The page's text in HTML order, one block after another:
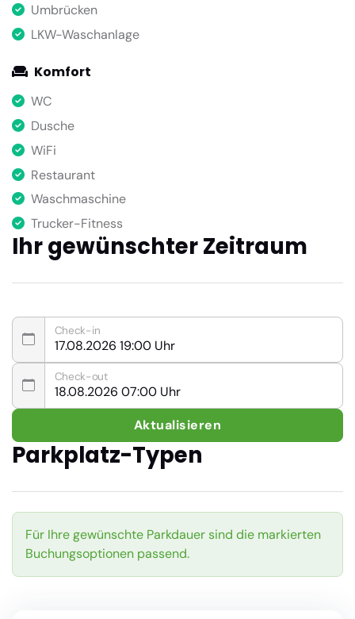
Umbrücken
LKW-Waschanlage
Komfort
WC
Dusche
WiFi
Restaurant
Waschmaschine
Trucker-Fitness
Ihr gewünschter Zeitraum
Check-in
Check-out
Aktualisieren
Parkplatz-Typen
Für Ihre gewünschte Parkdauer sind die markierten
Buchungsoptionen passend.